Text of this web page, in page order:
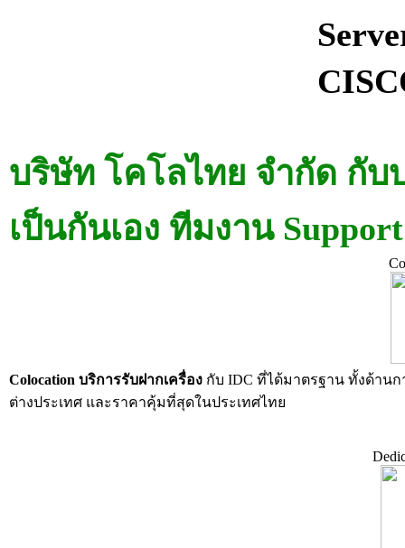
บริษัท โคโลไทย จำกัด กับ
เป็นกันเอง ทีมงาน
Colocation บริการรับฝากเครื่อง กับ IDC ที่ได้มาตรฐาน ทั้งด้านก
ต่างประเทศ และราคาคุ้มที่สุดในประเทศไทย